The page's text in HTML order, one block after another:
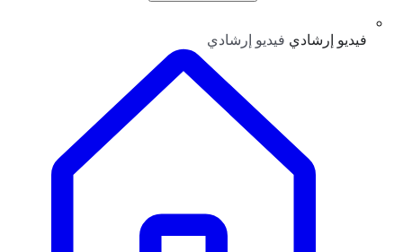
فيديو إرشادي فيديو إرشادي